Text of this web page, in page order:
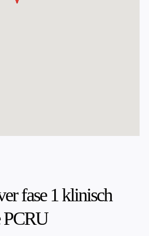
fase 1 klinisch
PCRU